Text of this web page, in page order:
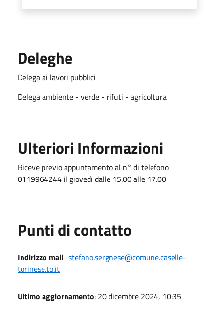
Deleghe
Delega ai lavori pubblici
Delega ambiente - verde - rifuti - agricoltura
Ulteriori Informazioni
Riceve previo appuntamento al n° di telefono
0119964244 il giovedì dalle 15.00 alle 17.00
Punti di contatto
Indirizzo mail :stefano.sergnese@comune.caselle-
torinese.to.it
Ultimo aggiornamento: 20 dicembre 2024, 10:35